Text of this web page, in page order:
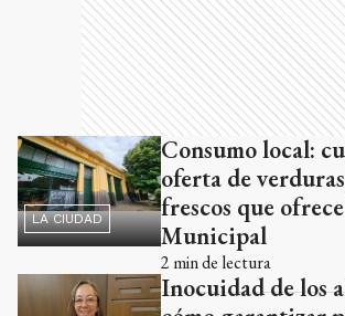
LA CIUDAD
Consumo local:
oferta de
frescos que
Municipal
2 min de lectura
Inocuidad de los